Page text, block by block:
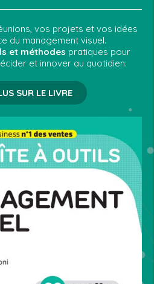
vos projets et vos idées
du management visuel.
et méthodes pratiques pour
et innover au quotidien.
SUR LE LIVRE